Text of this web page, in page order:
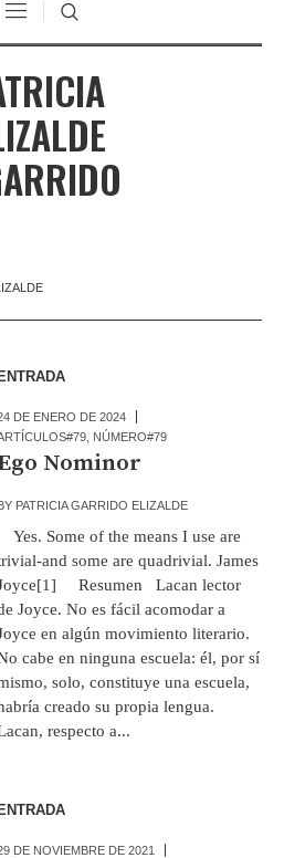
DE ENERO DE 2024
NÚMERO#79
Nominor
PATRICIA GARRIDO ELIZALDE
Yes. Some of the means I use are
and some are quadrivial. James
Resumen Lacan lector
Joyce. No es fácil acomodar a
en algún movimiento literario.
cabe en ninguna escuela: él, por sí
solo, constituye una escuela,
creado su propia lengua.
respecto a...
DE NOVIEMBRE DE 2021